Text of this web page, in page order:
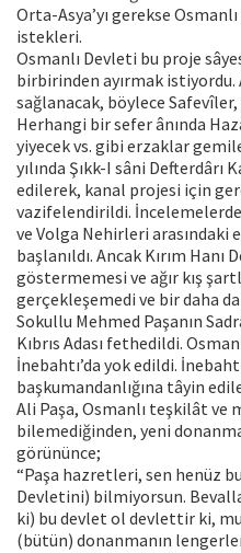
Orta-Asya’yı gerekse
istekleri.
Osmanlı Devleti bu proje
birbirinden ayırmak istiyordu.
sağlanacak, böylece Safevîler,
Herhangi bir sefer ânında
yiyecek vs. gibi erzaklar
yılında Şıkk-I sâni Defterdârı
edilerek, kanal projesi için
vazifelendirildi.
ve Volga Nehirleri arasındaki
başlanıldı. Ancak Kırım
göstermemesi ve ağır kış
gerçekleşemedi ve bir daha
Sokullu Mehmed Paşanın
Kıbrıs Adası fethedildi.
İnebahtı’da yok edildi.
başkumandanlığına tâyin
Ali Paşa, Osmanlı teşkilât ve
bilemediğinden, yeni
görününce;
“Paşa hazretleri, sen henüz
Devletini) bilmiyorsun.
ki) bu devlet ol devlettir ki,
(bütün) donanmanın